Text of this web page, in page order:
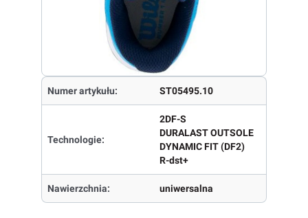
Numer artykułu: ST05495.10
Technologie:
2DF-S
DURALAST OUTSOLE
DYNAMIC FIT (DF2)
R-dst+
Nawierzchnia: uniwersalna